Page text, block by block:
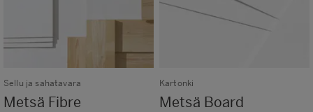
Sellu ja sahatavara
Metsä Fibre
Kartonki
Metsä Board